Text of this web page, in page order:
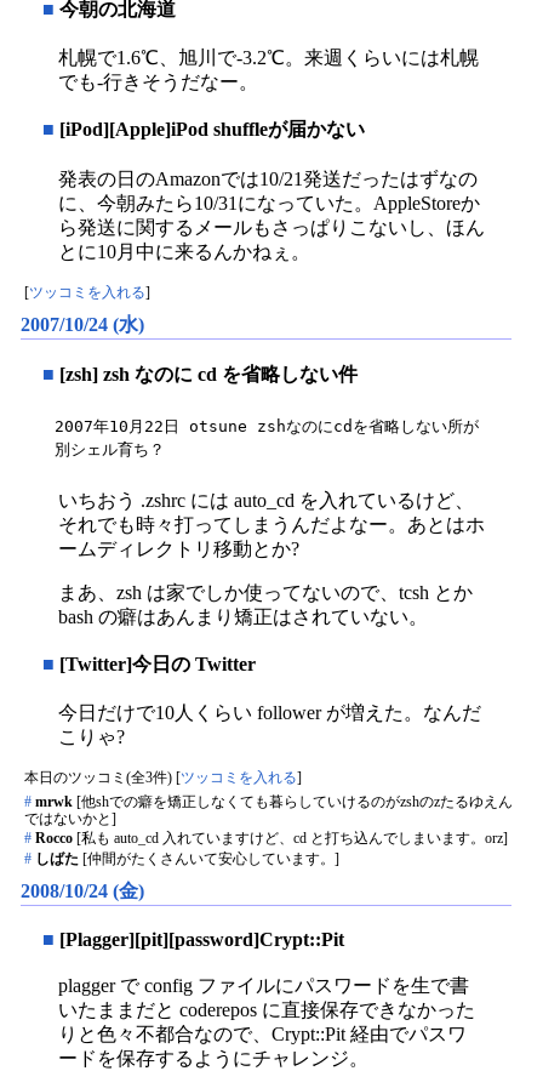
■ 今朝の北海道
札幌で1.6℃、旭川で-3.2℃。来週くらいには札幌
でも-行きそうだなー。
■ [iPod][Apple]iPod shuffleが届かない
発表の日のAmazonでは10/21発送だったはずなの
に、今朝みたら10/31になっていた。AppleStoreか
ら発送に関するメールもさっぱりこないし、ほん
とに10月中に来るんかねぇ。
[ツッコミを入れる]
2007/10/24 (水)
■ [zsh] zsh なのに cd を省略しない件
2007年10月22日 otsune zshなのにcdを省略しない所が
別シェル育ち？
いちおう .zshrc には auto_cd を入れているけど、
それでも時々打ってしまうんだよなー。あとはホ
ームディレクトリ移動とか?
まあ、zsh は家でしか使ってないので、tcsh とか
bash の癖はあんまり矯正はされていない。
■ [Twitter]今日の Twitter
今日だけで10人くらい follower が増えた。なんだ
こりゃ?
本日のツッコミ(全3件) [ ツッコミを入れる
# mrwk [他shでの癖を矯正しなくても暮らしていけるのがzshのzたるゆえん
ではないかと]
# Rocco [私も auto_cd 入れていますけど、cd と打ち込んでしまいます。orz]
# しばた [仲間がたくさんいて安心しています。]
2008/10/24 (金)
■ [Plagger][pit][password]Crypt::Pit
plagger で config ファイルにパスワードを生で書
いたままだと coderepos に直接保存できなかった
りと色々不都合なので、Crypt::Pit 経由でパスワ
ードを保存するようにチャレンジ。